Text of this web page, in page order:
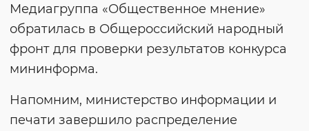
Медиагруппа «Общественное мнение»
обратилась в Общероссийский народный
фронт для проверки результатов конкурса
мининформа.
Напомним, министерство информации и
печати завершило распределение